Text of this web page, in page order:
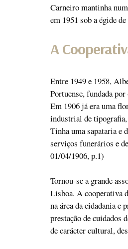
Carneiro mantinha
em 1951 sob a égide
A
Entre 1949 e 1958,
Portuense, fundada
Em 1906 já era uma
industrial de
Tinha uma sapataria e
serviços funerários e
01/04/1906, p.1)
Tornou-se a grande
Lisboa. A cooperativa
na área da cidadania e
prestação de cuidados
de carácter cultural,